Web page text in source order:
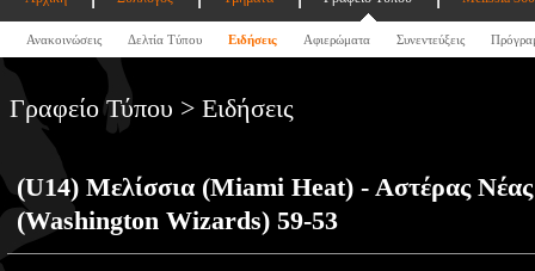
Ανακοινώσεις Δελτία Τύπου Ειδήσεις Αφιερώματα Συνεντεύξεις
Γραφείο Τύπου > Ειδήσεις
(U14) Μελίσσια (Miami Heat) - Αστέρας
(Washington Wizards) 59-53